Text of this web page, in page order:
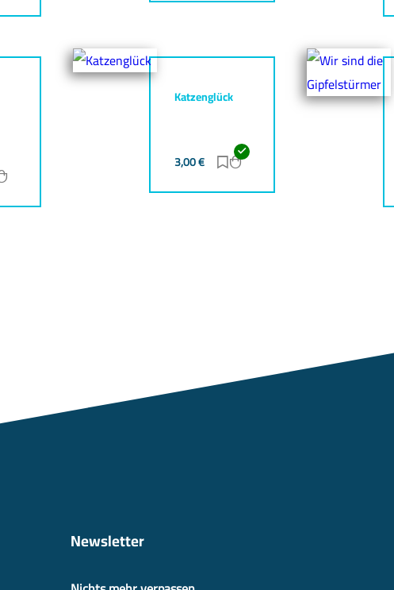
Merkliste hinzufügen
Katzenglück
3,00€ Zur Merkliste hinzufügen
Zum Warenkorb hinzufügen
Newsletter